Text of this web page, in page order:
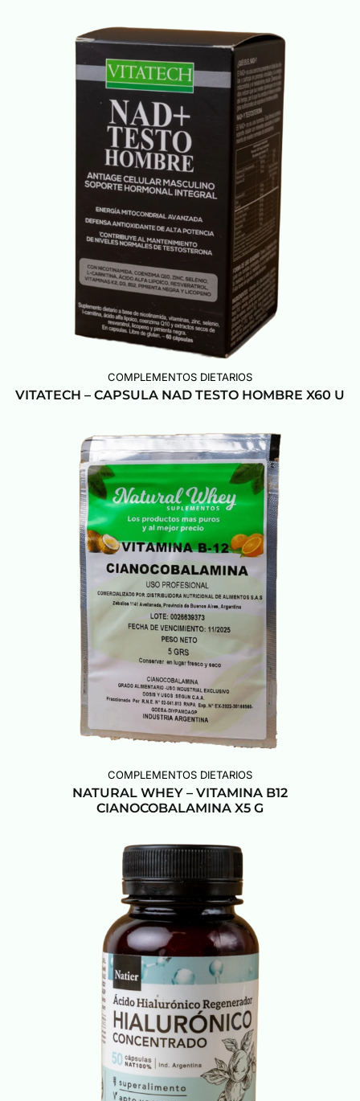
COMPLEMENTOS DIETARIOS
VITATECH – CAPSULA NAD TESTO HOMBRE X60 U
COMPLEMENTOS DIETARIOS
NATURAL WHEY – VITAMINA B12
CIANOCOBALAMINA X5 G